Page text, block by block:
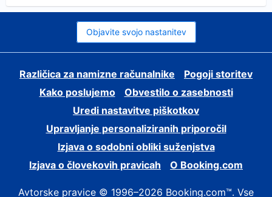
Objavite svojo nastanitev
Različica za namizne računalnike
Pogoji storitev
Kako poslujemo
Obvestilo o zasebnosti
Uredi nastavitve piškotkov
Upravljanje personaliziranih priporočil
Izjava o sodobni obliki suženjstva
Izjava o človekovih pravicah
O Booking.com
Avtorske pravice © 1996–2026 Booking.com™. Vse